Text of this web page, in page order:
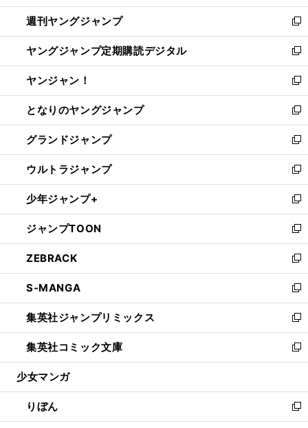
開
く
ウ
で
開
く
ン
ド
ウ
で
開
く
ウ
ィ
ン
ド
ウ
で
開
く
週刊ヤングジャンプ
新
し
い
ウ
ィ
ン
ド
ウ
で
開
く
ヤングジャンプ定期購読デジタル
新
し
い
ウ
ィ
ン
ド
ウ
で
開
く
ヤンジャン！
新
し
い
ウ
ィ
ン
ド
ウ
で
開
く
となりのヤングジャンプ
新
し
い
ウ
ィ
ン
ド
ウ
で
開
く
グランドジャンプ
新
し
い
ウ
ィ
ン
ド
ウ
で
開
く
ウルトラジャンプ
新
し
い
ウ
ィ
ン
ド
ウ
で
開
く
少年ジャンプ+
新
し
い
ウ
ィ
ン
ド
ウ
で
開
く
ジャンプTOON
新
し
い
ウ
ィ
ン
ド
ウ
で
開
ZEBRACK
新
し
い
ウ
ィ
ン
ド
ウ
開
く
S-MANGA
新
し
い
ウ
ィ
ン
ウ
で
開
集英社ジャンプリミックス
新
し
い
ウ
ン
ド
ウ
集英社コミック文庫
新
し
ウ
ィ
ン
少女マンガ
りぼん
新
し